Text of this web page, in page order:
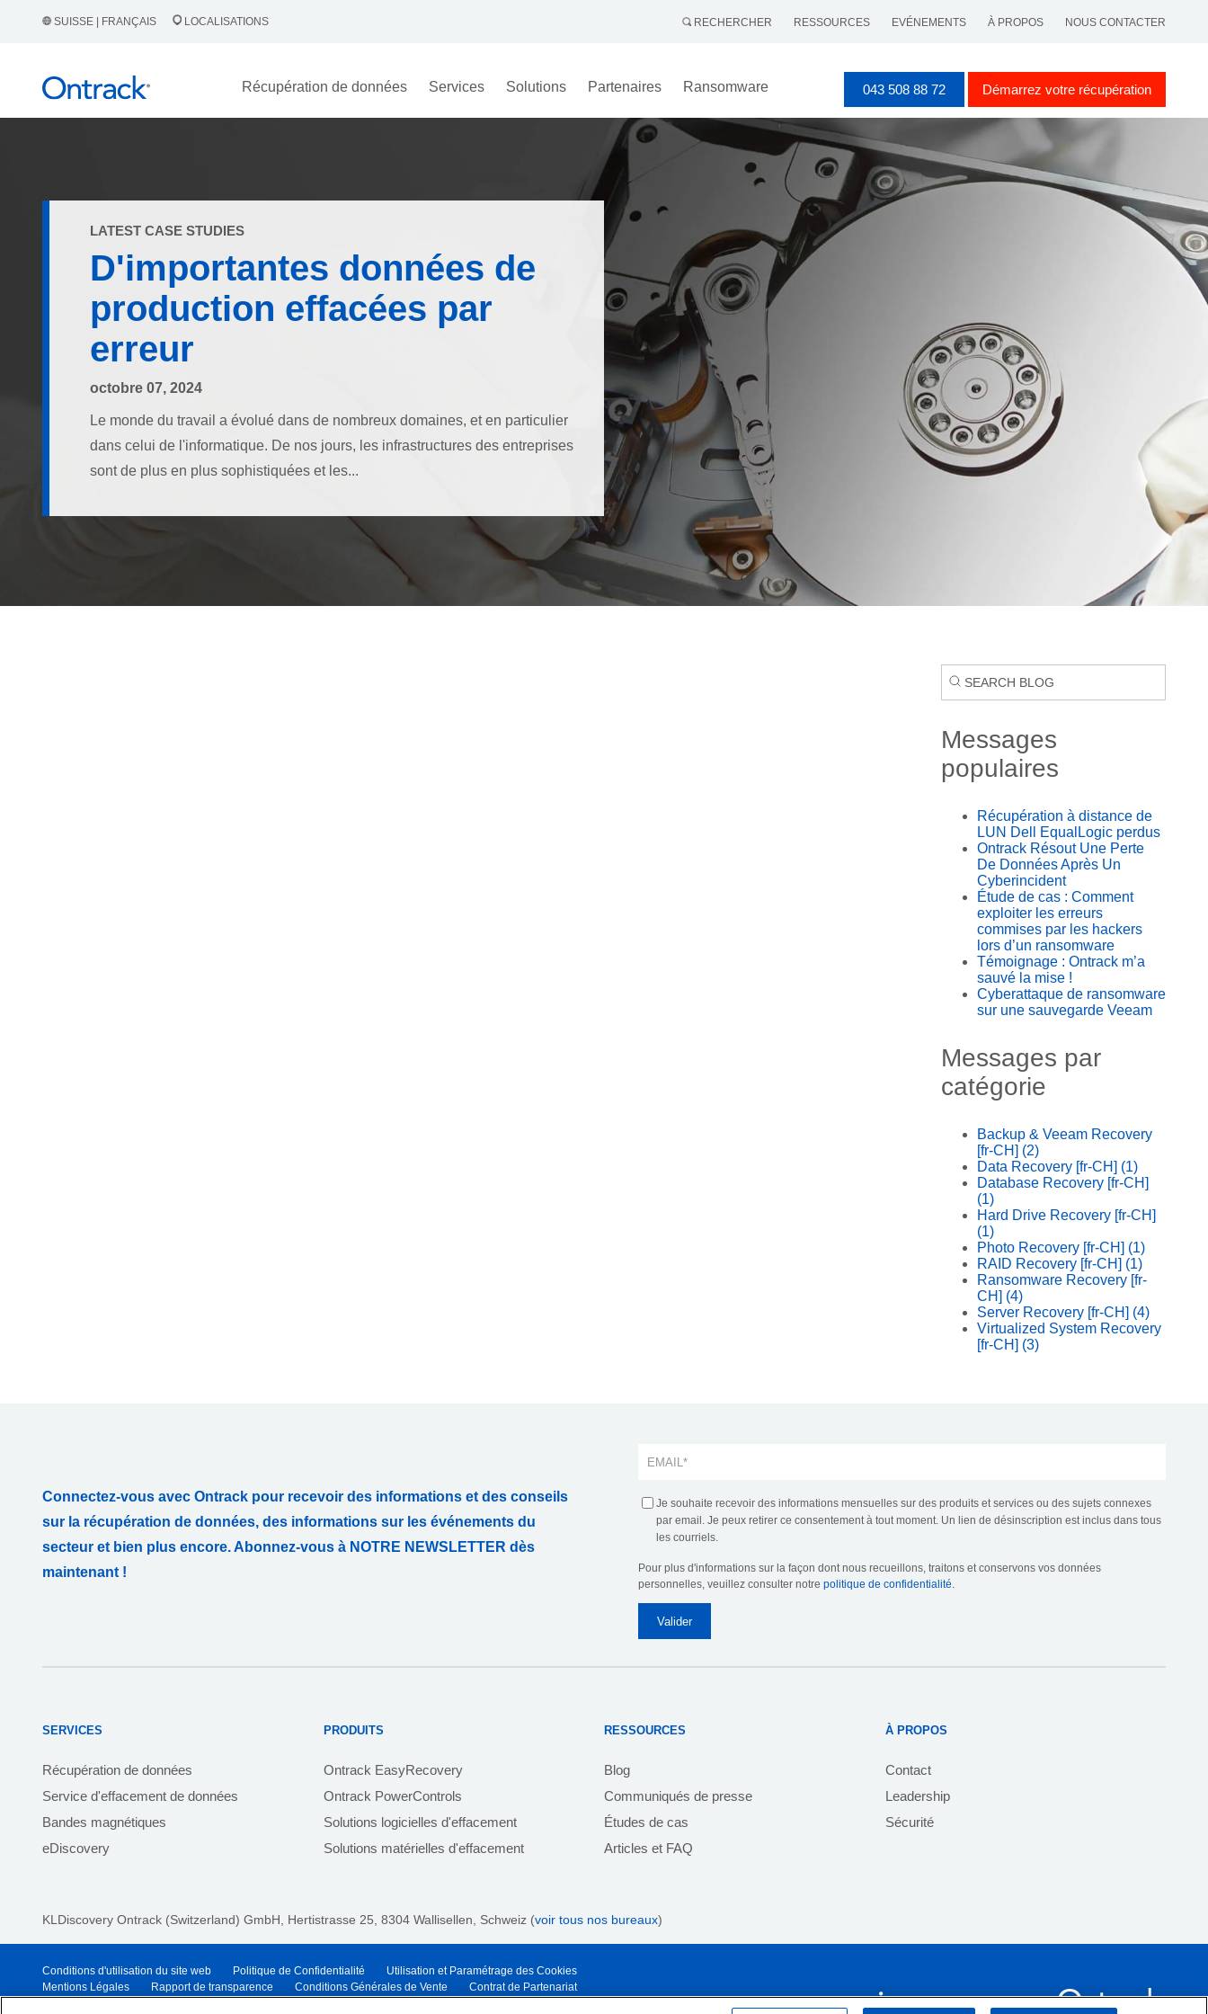
SUISSE | FRANÇAIS LOCALISATIONS RECHERCHER RESSOURCES EVÉNEMENTS À PROPOS NOUS CONTACTER
Récupération de données Services Solutions Partenaires Ransomware 043 508 88 72 Démarrez votre récupération
LATEST CASE STUDIES
D'importantes données de
production effacées par
erreur
octobre 07, 2024
Le monde du travail a évolué dans de nombreux domaines, et en particulier
dans celui de l'informatique. De nos jours, les infrastructures des entreprises
sont de plus en plus sophistiquées et les...
Messages
populaires
Récupération à distance de
LUN Dell EqualLogic perdus
Ontrack Résout Une Perte
De Données Après Un
Cyberincident
Étude de cas : Comment
exploiter les erreurs
commises par les hackers
lors d’un ransomware
Témoignage : Ontrack m’a
sauvé la mise !
Cyberattaque de ransomware
sur une sauvegarde Veeam
Messages par
catégorie
Backup & Veeam Recovery
[fr-CH] (2)
Data Recovery [fr-CH] (1)
Database Recovery [fr-CH]
(1)
Hard Drive Recovery [fr-CH]
(1)
Photo Recovery [fr-CH] (1)
RAID Recovery [fr-CH] (1)
Ransomware Recovery [fr-
CH] (4)
Server Recovery [fr-CH] (4)
Virtualized System Recovery
[fr-CH] (3)
Connectez-vous avec Ontrack pour recevoir des informations et des conseils
sur la récupération de données, des informations sur les événements du
secteur et bien plus encore. Abonnez-vous à NOTRE NEWSLETTER dès
maintenant !
Je souhaite recevoir des informations mensuelles sur des produits et services ou des sujets connexes
par email. Je peux retirer ce consentement à tout moment. Un lien de désinscription est inclus dans tous
les courriels.
Pour plus d'informations sur la façon dont nous recueillons, traitons et conservons vos données
personnelles, veuillez consulter notre politique de confidentialité.
SERVICES
Récupération de données
Service d'effacement de données
Bandes magnétiques
eDiscovery
PRODUITS
Ontrack EasyRecovery
Ontrack PowerControls
Solutions logicielles d'effacement
Solutions matérielles d'effacement
RESSOURCES
Blog
Communiqués de presse
Études de cas
Articles et FAQ
À PROPOS
Contact
Leadership
Sécurité
KLDiscovery Ontrack (Switzerland) GmbH, Hertistrasse 25, 8304 Wallisellen, Schweiz (voir tous nos bureaux)
Conditions d'utilisation du site web Politique de Confidentialité
Utilisation et Paramétrage des Cookies
Mentions Légales
Rapport de transparence Conditions Générales de Vente Contrat de Partenariat